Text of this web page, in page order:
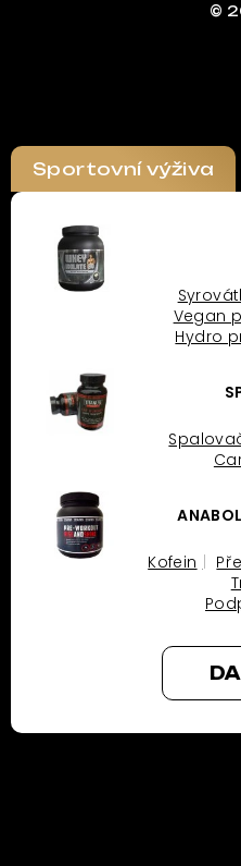
©
Sportovní výživa
Vegan
Hydro
Kofein